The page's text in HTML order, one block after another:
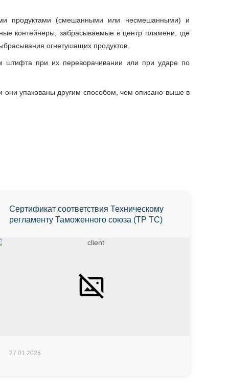
продуктами (смешанными или несмешанными) и
контейнеры, забрасываемые в центр пламени, где
огнетушащих продуктов.
штифта при их переворачивании или при ударе по
они упакованы другим способом, чем описано выше в
Сертификат соответствия Техническому
регламенту Таможенного союза (ТР ТС)
27.01.2025